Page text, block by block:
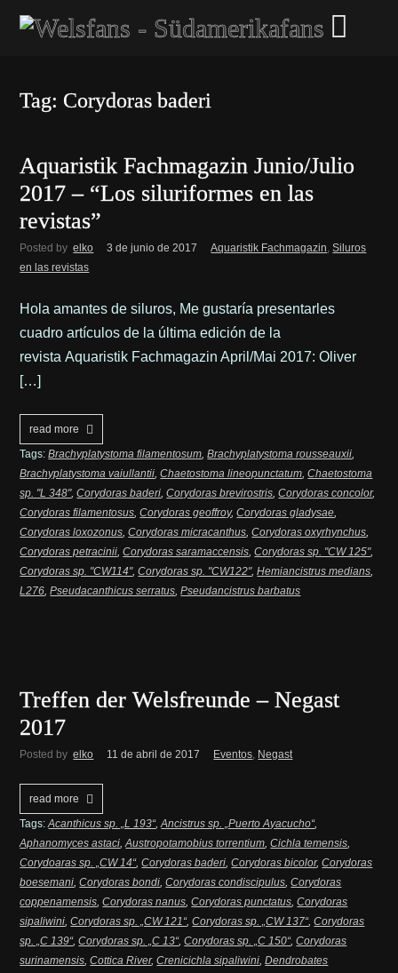
Tag: Corydoras baderi
Aquaristik Fachmagazin Junio/Julio
2017 – “Los siluriformes en las
revistas”
Posted by elko 3 de junio de 2017 Aquaristik Fachmagazin,Siluros
en las revistas
Hola amantes de siluros, Me gustaría presentarles
cuadro artículos de la última edición de la
revista Aquaristik Fachmagazin April/Mai 2017: Oliver
[…]
read more
Tags:Brachyplatystoma filamentosum,Brachyplatystoma rousseauxii,
Brachyplatystoma vaiullantii,Chaetostoma lineopunctatum,Chaetostoma
sp. "L 348",Corydoras baderi,Corydoras brevirostris,Corydoras concolor,
Corydoras filamentosus,Corydoras geoffroy,Corydoras gladysae,
Corydoras loxozonus,Corydoras micracanthus,Corydoras oxyrhynchus,
Corydoras petracinii,Corydoras saramaccensis,Corydoras sp. "CW 125",
Corydoras sp. "CW114",Corydoras sp. "CW122",Hemiancistrus medians,
L276,Pseudacanthicus serratus,Pseudancistrus barbatus
Treffen der Welsfreunde – Negast
2017
Posted by elko 11 de abril de 2017 Eventos, Negast
read more
Tags:Acanthicus sp. „L 193“,Ancistrus sp. „Puerto Ayacucho“,
Aphanomyces astaci,Austropotamobius torrentium,Cichla temensis,
Corydoaras sp. „CW 14“,Corydoras baderi,Corydoras bicolor,Corydoras
boesemani,Corydoras bondi,Corydoras condiscipulus,Corydoras
coppenamensis,Corydoras nanus,Corydoras punctatus,Corydoras
sipaliwini,Corydoras sp. „CW 121“,Corydoras sp. „CW 137“,Corydoras
sp. „C 139“,Corydoras sp. „C 13“,Corydoras sp. „C 150“,Corydoras
surinamensis,Cottica River,Crenicichla sipaliwini,Dendrobates